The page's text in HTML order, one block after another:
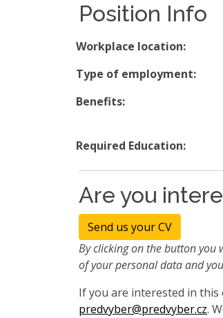
Position Info
Workplace location:
Type of employment:
Benefits:
Required Education:
Are you
Send us your CV
By clicking on the button you
of your personal data and
If you are interested in this
predvyber@predvyber.cz.